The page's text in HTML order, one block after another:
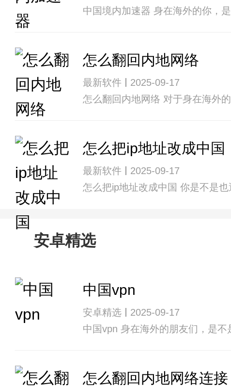
中国境内加速器 身在海外的你，
怎么翻回内地网络
最新软件
2025-09-17
怎么翻回内地网络 对于身在海外
怎么把ip地址改成中国
最新软件
2025-09-17
怎么把ip地址改成中国 你是不是
安卓精选
中国vpn
安卓精选
2025-09-17
中国vpn 身在海外的朋友们，是
怎么翻回内地网络连接